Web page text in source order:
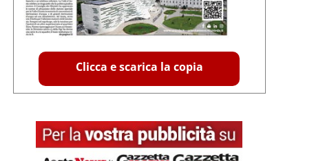
Clicca e scarica la copia